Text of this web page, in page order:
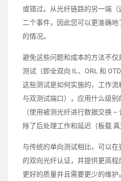
或错过。从光纤链路的另一端
二个事件，因此您可以更准确
的情况。
避免这些问题和成本的方法不
测试（即全双向 IL、ORL 和
这些测试是如何实施的，工作
与双测试端口），应用什么级别
（使用被测光纤进行数据交换
除了后处理工作和延迟（板载 真
与传统的单向测试相比，可以
的双向光纤认证，并提供更高
更好的质量并且需要更少的维护。